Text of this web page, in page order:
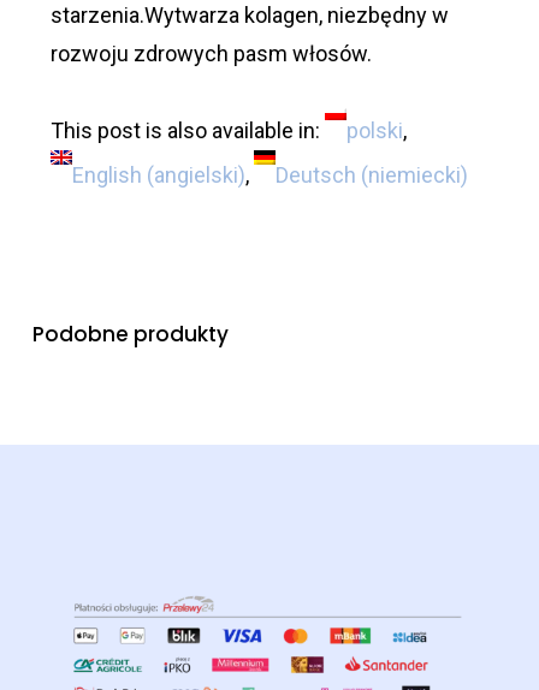
starzenia.Wytwarza kolagen, niezbędny w
rozwoju zdrowych pasm włosów.
This post is also available in:
polski
English (angielski) Deutsch (niemiecki)
Podobne produkty